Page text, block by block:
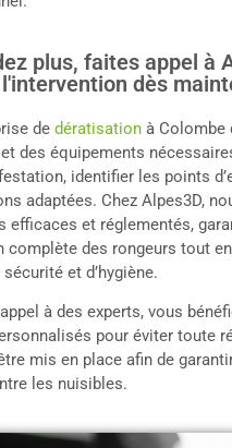
plus, faites appel à
dès
de dératisation à Colombe
et des équipements
identifier les points
adaptées. Chez Alpes3D,
efficaces et réglementés,
complète des rongeurs tout
et d’hygiène.
à des experts, vous
pour éviter toute
mis en place afin de
les nuisibles.